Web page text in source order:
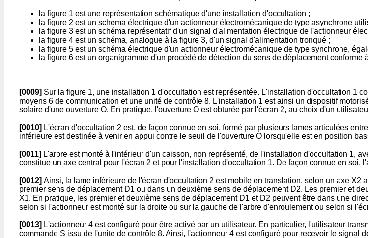
la figure 1 est une représentation schématique d'une installation d'occultation ;
la figure 2 est un schéma électrique d'un actionneur électromécanique de type asynchrone
la figure 3 est un schéma représentatif d'un signal d'alimentation électrique de l'actionneur
la figure 4 est un schéma, analogue à la figure 3, d'un signal d'alimentation tronqué ;
la figure 5 est un schéma électrique d'un actionneur électromécanique de type synchrone,
la figure 6 est un organigramme d'un procédé de détection du sens de déplacement conforme
[0009] Sur la figure 1, une installation 1 d'occultation est représentée. L'installation d'occultation 1
moyens 6 de communication et une unité de contrôle 8. L'installation 1 est ainsi un dispositif
solaire d'une ouverture O. En pratique, l'ouverture O est obturée par l'écran 2, au choix d'un
[0010] L'écran d'occultation 2 est, de façon connue en soi, formé par plusieurs lames articulées
inférieure est destinée à venir en appui contre le seuil de l'ouverture O lorsqu'elle est en position
[0011] L'arbre est monté à l'intérieur d'un caisson, non représenté, de l'installation d'occultation 1,
constitue un axe central pour l'écran 2 et pour l'installation d'occultation 1. De façon connue en soi,
[0012] Ainsi, la lame inférieure de l'écran d'occultation 2 est mobile en translation, selon un axe
premier sens de déplacement D1 ou dans un deuxième sens de déplacement D2. Les premier et
X1. En pratique, les premier et deuxième sens de déplacement D1 et D2 peuvent être dans une
selon si l'actionneur est monté sur la droite ou sur la gauche de l'arbre d'enroulement ou selon si
[0013] L'actionneur 4 est configuré pour être activé par un utilisateur. En particulier, l'utilisateur
commande S issu de l'unité de contrôle 8. Ainsi, l'actionneur 4 est configuré pour recevoir le signal